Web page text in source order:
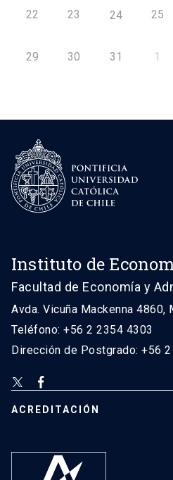
22 23 24 25
29 30 31 1
Instituto de
Facultad de Economía y
Avda. Vicuña Mackenna 4860,
Teléfono: +56 2 2354 4303
Dirección de Postgrado: +56
ACREDITACIÓN